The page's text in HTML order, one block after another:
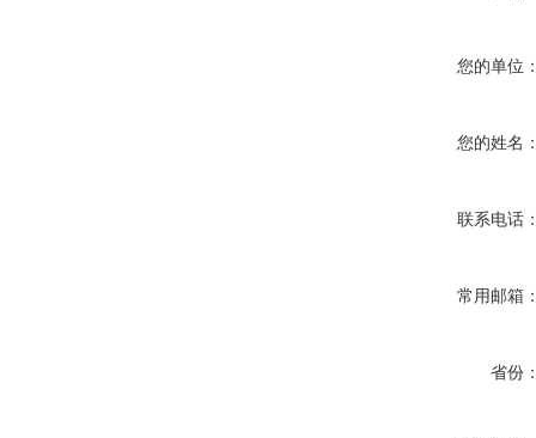
您的单位
您的姓名
联系电话
常用邮箱
省份